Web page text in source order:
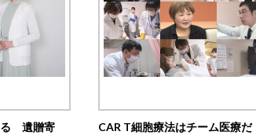
る 遺贈寄
CAR T細胞療法はチーム医療